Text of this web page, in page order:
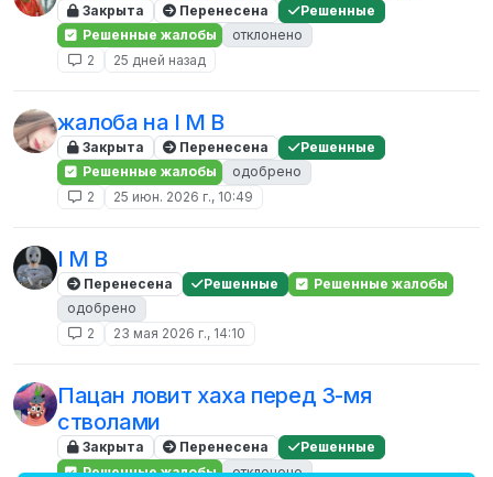
Закрыта Перенесена
Решенные
Решенные жалобы
отклонено
2
25 дней назад
жалоба на I M B
Закрыта Перенесена
Решенные
Решенные жалобы
одобрено
2
25 июн. 2026 г., 10:49
I M B
Перенесена Решенные
Решенные жалобы
одобрено
2
23 мая 2026 г., 14:10
Пацан ловит хаха перед 3-мя
стволами
Закрыта Перенесена
Решенные
Решенные жалобы
отклонено